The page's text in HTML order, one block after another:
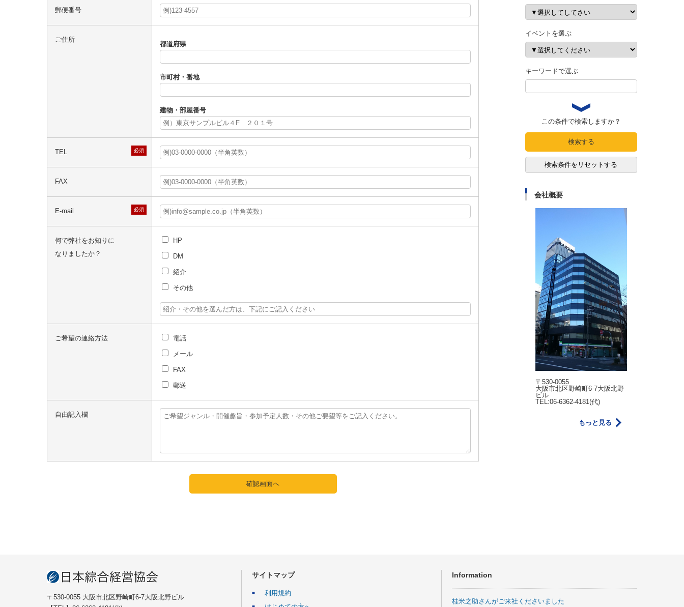
郵便番号
ご住所
都道府県
市町村・番地
建物・部屋番号
TEL 必須
FAX
E-mail 必須
何で弊社をお知りに
なりましたか？
HP
DM
紹介
その他
ご希望の連絡方法 電話
メール
FAX
郵送
自由記入欄
イベントを選ぶ
キーワードで選ぶ
この条件で検索しますか？
検索する
検索条件をリセットする
会社概要
〒530-0055
大阪市北区野崎町6-7大阪北野
ビル
TEL:06-6362-4181(代)
もっと見る
〒530-0055 大阪市北区野崎町6-7大阪北野ビル
サイトマップ
利用規約
Information
桂米之助さんがご来社くださいました